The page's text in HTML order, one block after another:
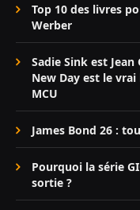
Top 10 des livres
Werber
Sadie Sink est
New Day est le
MCU
James Bond 26 :
Pourquoi la série
sortie ?